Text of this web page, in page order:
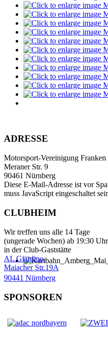
ADRESSE
Motorsport-Vereinigung
Meraner Str. 9
90461 Nürnberg
Diese E-Mail-Adresse ist vor
muss JavaScript eingeschaltet
CLUBHEIM
Wir treffen uns alle 14 Tage
(ungerade Wochen) ab 19:30 Uhr
in der Club-Gaststätte
AL Giardino,
Maiacher Str.19A
90441 Nürnberg
SPONSOREN